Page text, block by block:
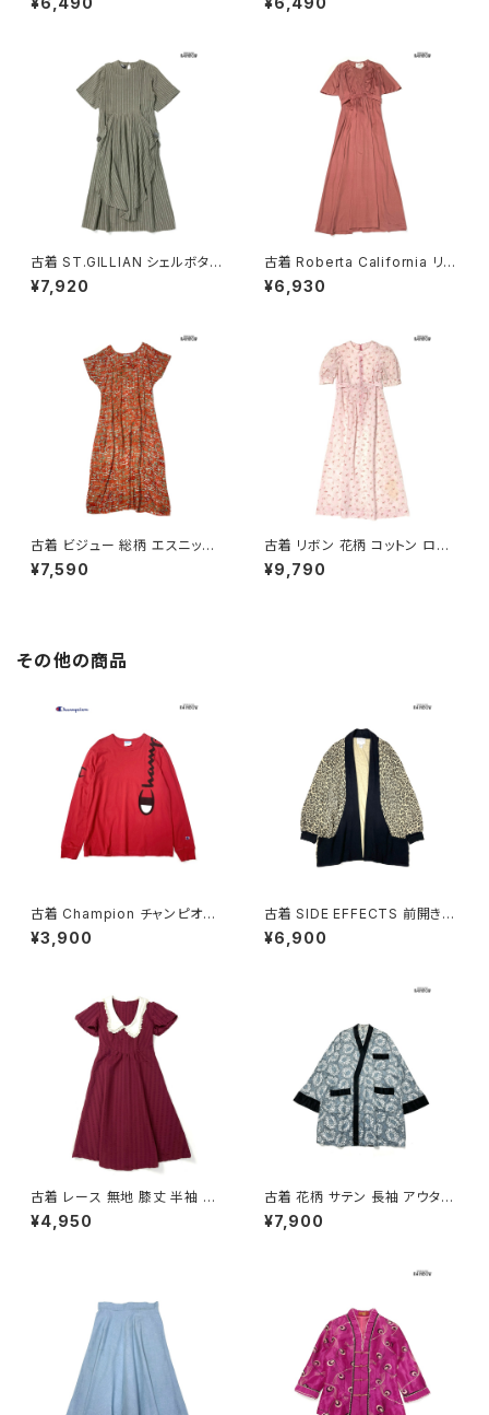
07070)
ンク (otu2605084)
古着 ST.GILLIAN シェルボタン
ストライプ柄 コットン ロング丈
半袖 ワンピース グレー カーキ
¥7,920
古着 Roberta California リボ
ン 無地 ロング丈 半袖 ワンピー
ス ピンク (otu2604148)
¥6,930
古着 ビジュー 総柄 エスニック
柄 ロング丈 半袖 ワンピース オ
レンジ (otu2605039)
¥7,590
古着 リボン 花柄 コットン ロン
グ丈 半袖 ワンピース ピンク (o
tu2604073)
¥9,790
その他の商品
古着 Champion チャンピオン
ロゴ ブランドロゴ コットン10
0％ 長袖 Ｔシャツ 赤 (ttu2501
¥3,900
古着 SIDE EFFECTS 前開き
総柄 レオパード柄 長袖 ニット
アウター ベージュ (ttu250905
¥6,900
古着 レース 無地 膝丈 半袖 ワ
ンピース 赤 ボルドー (oa2607
080)
¥4,950
古着 花柄 サテン 長袖 アウター
羽織り 水色 (ttu2501122)
¥7,900